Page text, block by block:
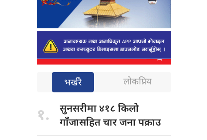
भर्खरै लोकप्रिय
१. सुनसरीमा ४१८ किलो
गाँजासहित चार जना पक्राउ